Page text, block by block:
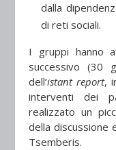
dalla
di reti sociali.
I gruppi hanno
successivo (30
dell’istant report,
interventi dei
realizzato un
della discussione
Tsemberis.